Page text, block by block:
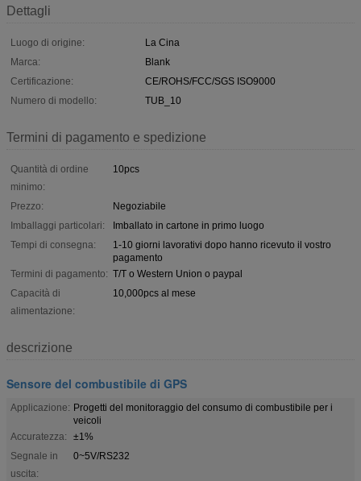
Dettagli
Luogo di origine:
La Cina
Marca:
Blank
Certificazione:
CE/ROHS/FCC/SGS ISO9000
Numero di modello:
TUB_10
Termini di pagamento e spedizione
Quantità di ordine
minimo:
10pcs
Prezzo:
Negoziabile
Imballaggi particolari:
Imballato in cartone in primo luogo
Tempi di consegna:
1-10 giorni lavorativi dopo hanno ricevuto il vostro
pagamento
Termini di pagamento: T/T o Western Union o paypal
Capacità di
alimentazione:
10,000pcs al mese
descrizione
Sensore del combustibile di GPS
Applicazione: Progetti del monitoraggio del consumo di combustibile per i
veicoli
Accuratezza:
±1%
Segnale in
uscita:
0~5V/RS232